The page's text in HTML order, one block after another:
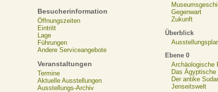
Besucherinformation
Öffnungszeiten
Eintritt
Lage
Führungen
Andere Serviceangebote
Veranstaltungen
Termine
Aktuelle Ausstellungen
Ausstellungs-Archiv
Gegenwart
Zukunft
Überblick
Ebene 0
Archäologische
Das Ägyptische
Der antike
Jenseitswelt